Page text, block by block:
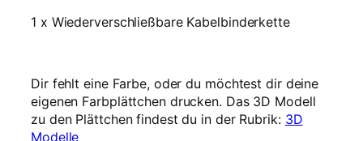
1 x Wiederverschließbare Kabelbinderkette
Dir fehlt eine Farbe, oder du möchtest dir deine
eigenen Farbplättchen drucken. Das 3D Modell
zu den Plättchen findest du in der Rubrik: 3D
Modelle